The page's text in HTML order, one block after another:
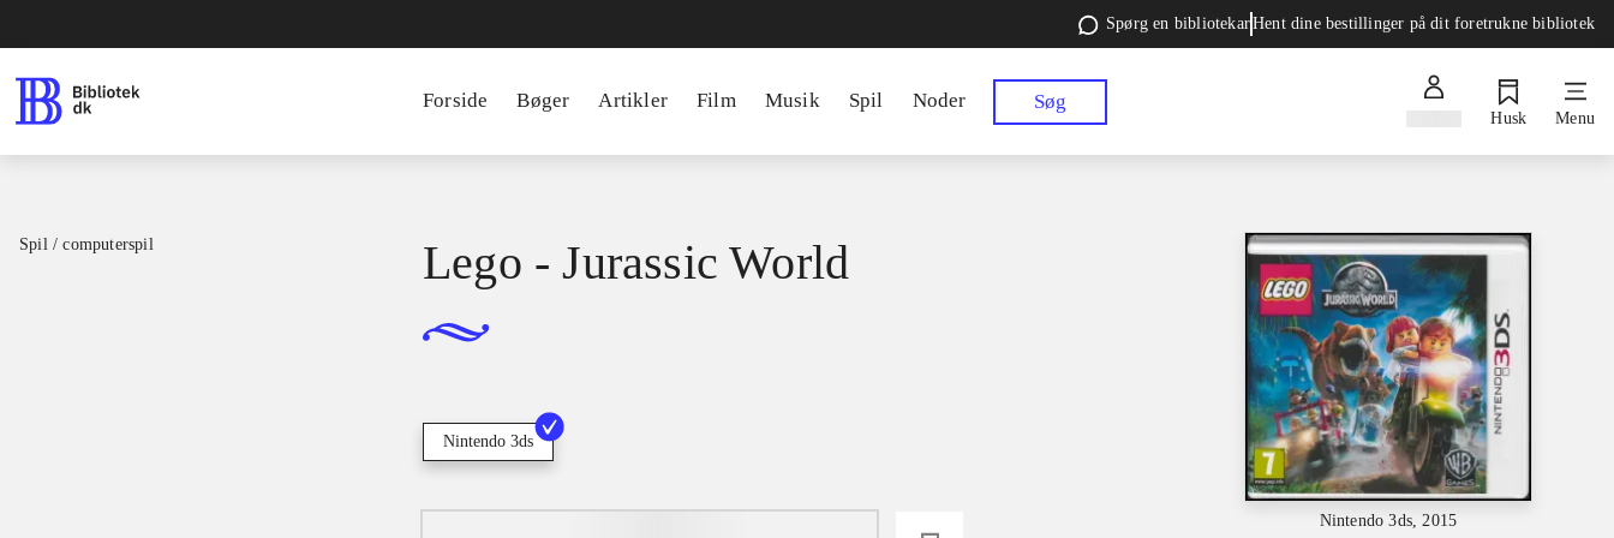
Spørg en bibliotekarHent dine bestillinger på dit foretrukne bibliotek
Forside Bøger Artikler Film Musik Spil Noder Søg
Husk Menu
Spil / computerspil
Nintendo 3ds, 2015
Lego - Jurassic World
Nintendo 3ds